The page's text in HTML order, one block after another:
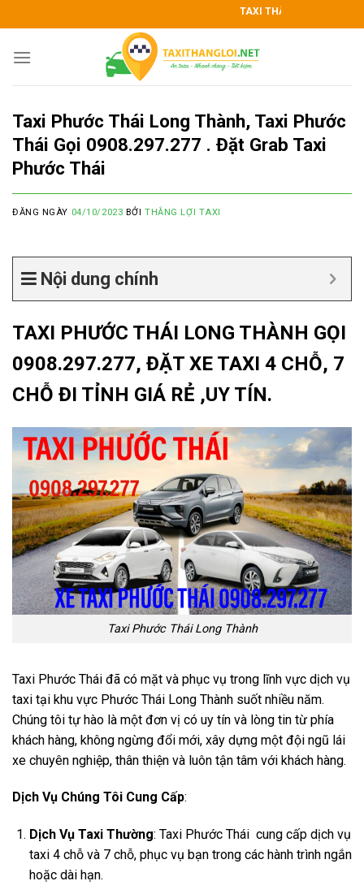
to
content
TAXI THẮNG LỢI KÍNH CHÀO QUÝ
Taxi Phước Thái Long Thành, Taxi Phước
Thái Gọi 0908.297.277 . Đặt Grab Taxi
Phước Thái
ĐĂNG NGÀY 04/10/2023 BỞITHẮNG LỢI TAXI
Nội dung chính
TAXI PHƯỚC THÁI LONG THÀNH GỌI
0908.297.277, ĐẶT XE TAXI 4 CHỖ, 7
CHỖ ĐI TỈNH GIÁ RẺ ,UY TÍN.
Taxi Phước Thái Long Thành
Taxi Phước Thái đã có mặt và phục vụ trong lĩnh vực dịch vụ
taxi tại khu vực Phước Thái Long Thành suốt nhiều năm.
Chúng tôi tự hào là một đơn vị có uy tín và lòng tin từ phía
khách hàng, không ngừng đổi mới, xây dựng một đội ngũ lái
xe chuyên nghiệp, thân thiện và luôn tận tâm với khách hàng.
Dịch Vụ Chúng Tôi Cung Cấp:
Dịch Vụ Taxi Thường: Taxi Phước Thái cung cấp dịch vụ
taxi 4 chỗ và 7 chỗ, phục vụ bạn trong các hành trình ngắn
hoặc dài hạn.